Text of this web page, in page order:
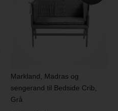
Markland, Madras og
sengerand til Bedside Crib,
Grå